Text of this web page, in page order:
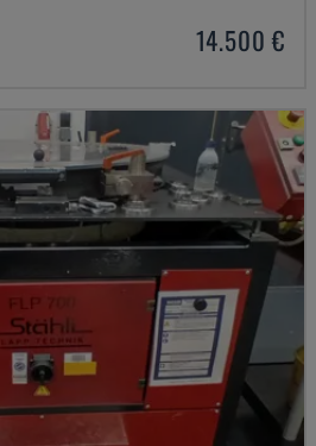
14.500 €